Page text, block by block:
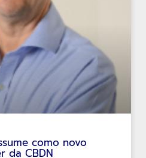
como novo
da CBDN